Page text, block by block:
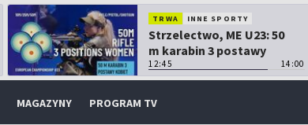
TRWA INNE SPORTY
Strzelectwo, ME U23: 50
m karabin 3 postawy
kobiet
12:45 14:00
MAGAZYNY PROGRAM TV